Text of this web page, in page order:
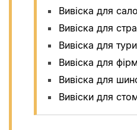
Вивіска для
Вивіска для
Вивіска для
Вивіска для
Вивіска для
Вивіски для